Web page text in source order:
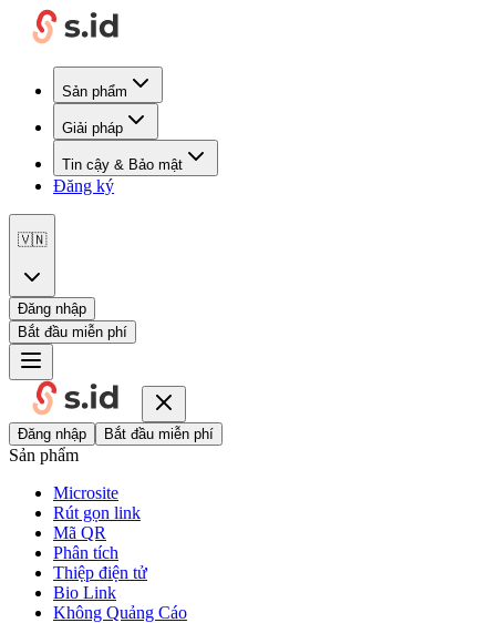
Sản phẩm
Giải pháp
Tin cậy & Bảo mật
Đăng ký
🇻🇳
Đăng nhập
Bắt đầu miễn phí
Đăng nhập Bắt đầu miễn phí
Sản phẩm
Microsite
Rút gọn link
Mã QR
Phân tích
Thiệp điện tử
Bio Link
Không Quảng Cáo